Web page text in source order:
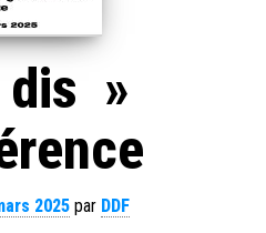
dis »
2025 par DDF